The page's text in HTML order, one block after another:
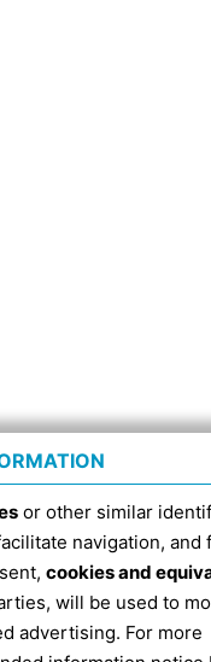
or other similar
navigation, and
cookies and
will be used to
advertising. For more